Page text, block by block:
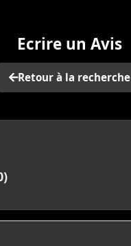
Ecrire un Avis
Retour à la recherche